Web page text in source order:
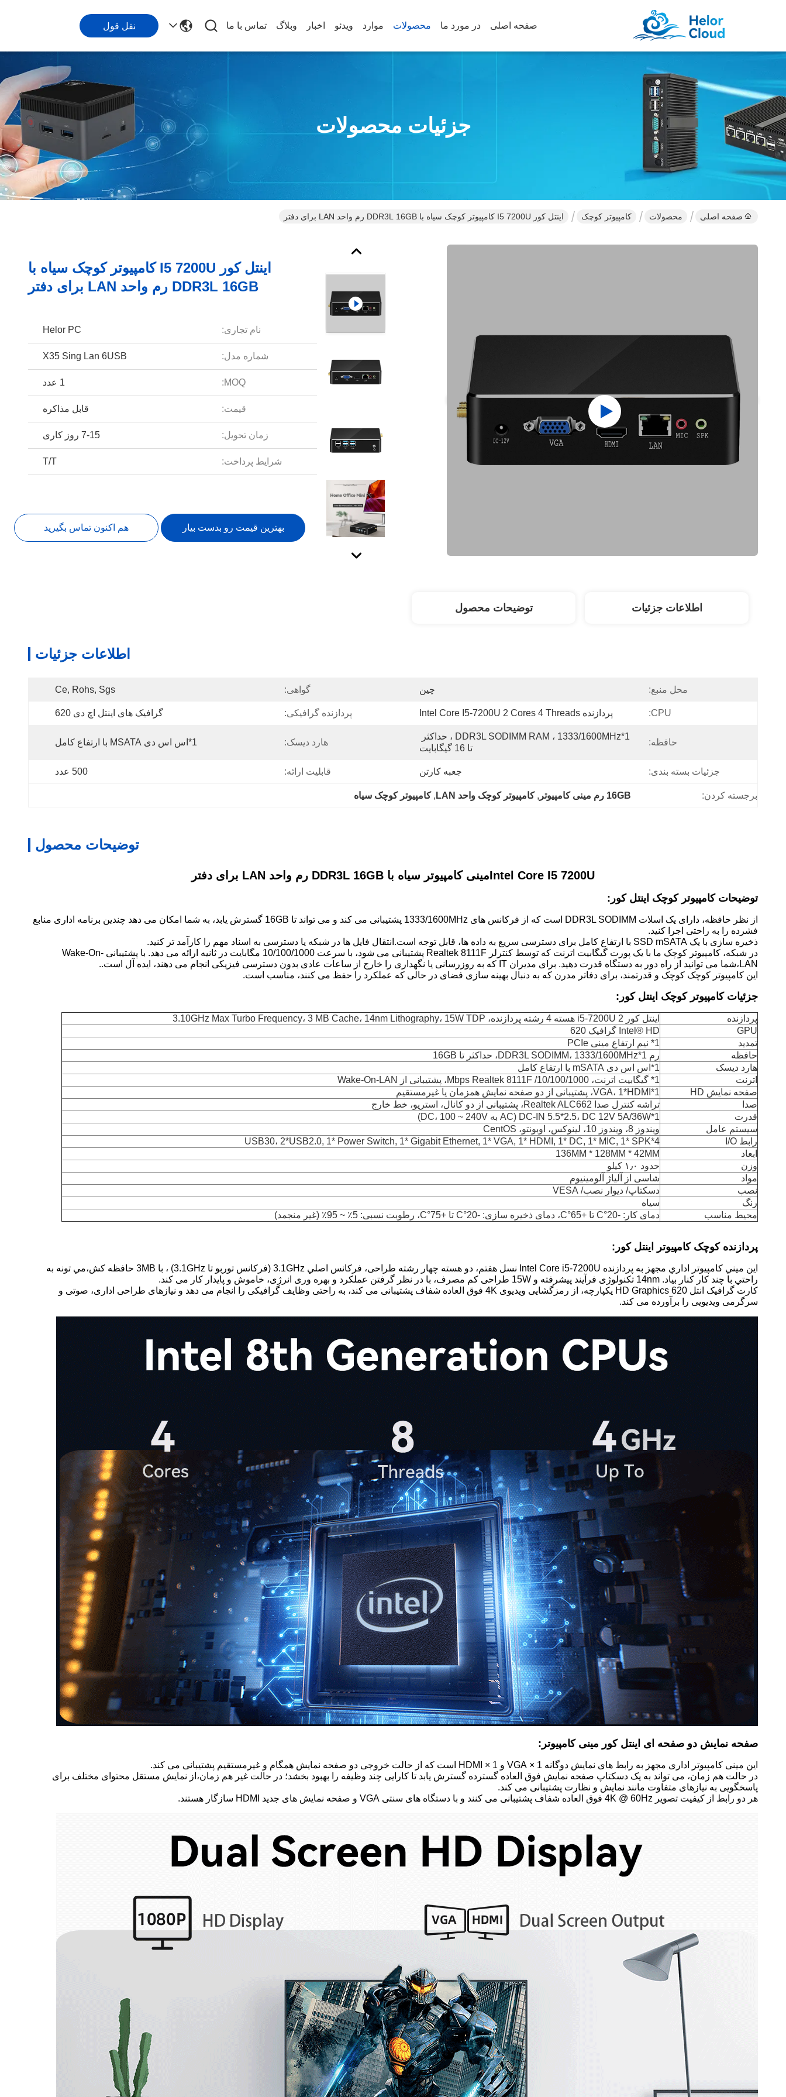
صفحه اصلی در مورد ما محصولات موارد ویدئو اخبار وبلاگ تماس با ما نقل قول
جزئیات محصولات
صفحه اصلی محصولات کامپیوتر کوچک اینتل کور I5 7200U کامپیوتر کوچک سیاه با DDR3L 16GB رم واحد LAN برای دفتر
اینتل کور I5 7200U کامپیوتر کوچک سیاه با
DDR3L 16GB رم واحد LAN برای دفتر
نام تجاری: Helor PC
شماره مدل: X35 Sing Lan 6USB
MOQ: 1 عدد
قیمت: قابل مذاکره
زمان تحویل: 7-15 روز کاری
شرایط پرداخت: T/T
بهترین قیمت رو بدست بیار هم اکنون تماس بگیرید
اطلاعات جزئیات توضیحات محصول
اطلاعات جزئیات
محل منبع: چین گواهی: Ce, Rohs, Sgs
CPU: پردازنده Intel Core I5-7200U 2 Cores 4 Threads پردازنده گرافیکی: گرافیک های اینتل اچ دی 620
حافظه:
تا 16 گیگابایت
هارد دیسک: 1*اس اس دی MSATA با ارتفاع کامل
جزئیات بسته بندی: جعبه کارتن قابلیت ارائه: 500 عدد
برجسته کردن: 16GB رم مینی کامپیوتر , کامپیوتر کوچک واحد LAN , کامپیوتر کوچک سیاه
توضیحات محصول
Intel Core I5 7200Uمینی کامپیوتر سیاه با DDR3L 16GB رم واحد LAN برای دفتر
توضیحات کامپیوتر کوچک اینتل کور:
از نظر حافظه، دارای یک اسلات DDR3L SODIMM است که از فرکانس های 1333/1600MHz پشتیبانی می کند و می تواند تا 16GB گسترش یابد، به شما امکان می دهد چندین برنامه اداری منابع
فشرده را به راحتی اجرا کنید.
ذخیره سازی با یک SSD mSATA با ارتفاع کامل برای دسترسی سریع به داده ها، قابل توجه است.انتقال فایل ها در شبکه یا دسترسی به اسناد مهم را کارآمد تر کنید.
در شبکه، کامپیوتر کوچک ما با یک پورت گیگابیت اترنت که توسط کنترلر Realtek 8111F پشتیبانی می شود، با سرعت 10/100/1000 مگابایت در ثانیه ارائه می دهد. با پشتیبانی Wake-On-
LAN،شما می توانید از راه دور به دستگاه قدرت دهید. برای مدیران IT که به روزرسانی یا نگهداری را خارج از ساعات عادی بدون دسترسی فیزیکی انجام می دهند، ایده آل است..
این کامپیوتر کوچک کوچک و قدرتمند، برای دفاتر مدرن که به دنبال بهینه سازی فضای در حالی که عملکرد را حفظ می کنند، مناسب است.
جزئیات کامپیوتر کوچک اینتل کور:
پردازنده
اینتل کور i5-7200U 2 هسته 4 رشته پردازنده، 3.10GHz Max Turbo Frequency، 3 MB Cache، 14nm Lithography، 15W TDP
GPU
Intel® HD گرافیک 620
تمدید
1* نیم ارتفاع مینی PCIe
حافظه
رم 1*DDR3L SODIMM، 1333/1600MHz، حداکثر تا 16GB
هارد دیسک
1*اس اس دی mSATA با ارتفاع کامل
اترنت
1* گیگابیت اترنت، 10/100/1000/ Mbps Realtek 8111F، پشتیبانی از Wake-On-LAN
صفحه نمایش HD
1*VGA، 1*HDMI، پشتیبانی از دو صفحه نمایش همزمان یا غیرمستقیم
صدا
تراشه کنترل صدا Realtek ALC662، پشتیبانی از دو کانال، استریو، خط خارج
قدرت
1*DC-IN 5.5*2.5، DC 12V 5A/36W (AC به DC، 100 ~ 240V)
سیستم عامل
ویندوز 8، ویندوز 10، لینوکس، اوبونتو، CentOS
رابط I/O
4*USB30، 2*USB2.0, 1* Power Switch, 1* Gigabit Ethernet, 1* VGA, 1* HDMI, 1* DC, 1* MIC, 1* SPK
ابعاد
136MM * 128MM * 42MM
وزن
حدود ۱٫۰ کیلو
مواد
شاسی از آلیاژ آلومینیوم
نصب
دسکتاپ/ دیوار نصب/ VESA
رنگ
سیاه
محیط مناسب
دمای کار: -20°C تا +65°C، دمای ذخیره سازی: -20°C تا +75°C، رطوبت نسبی: 5٪ ~ 95٪ (غیر منجمد)
پردازنده کوچک کامپیوتر اینتل کور:
اين ميني کامپيوتر اداري مجهز به پردازنده Intel Core i5-7200U نسل هفتم، دو هسته چهار رشته طراحی، فرکانس اصلي 3.1GHz (فرکانس توربو تا 3.1GHz) ، با 3MB حافظه کش،مي تونه به
راحتي با چند کار کنار بياد. 14nm تکنولوژی فرآیند پیشرفته و 15W طراحی کم مصرف، با در نظر گرفتن عملکرد و بهره وری انرژی، خاموش و پایدار کار می کند.
کارت گرافیک انتل HD Graphics 620 یکپارچه، از رمزگشایی ویدیوی 4K فوق العاده شفاف پشتیبانی می کند، به راحتی وظایف گرافیکی را انجام می دهد و نیازهای طراحی اداری، صوتی و
سرگرمی ویدیویی را برآورده می کند.
صفحه نمایش دو صفحه ای اینتل کور مینی کامپیوتر:
این مینی کامپیوتر اداری مجهز به رابط های نمایش دوگانه 1 × VGA و 1 × HDMI است که از حالت خروجی دو صفحه نمایش همگام و غیرمستقیم پشتیبانی می کند.
در حالت هم زمان، می تواند به یک دسکتاپ صفحه نمایش فوق العاده گسترده گسترش یابد تا کارایی چند وظیفه را بهبود بخشد؛ در حالت غیر هم زمان،از نمایش مستقل محتوای مختلف برای
پاسخگویی به نیازهای متفاوت مانند نمایش و نظارت پشتیبانی می کند.
هر دو رابط از کیفیت تصویر 4K @ 60Hz فوق العاده شفاف پشتیبانی می کنند و با دستگاه های سنتی VGA و صفحه نمایش های جدید HDMI سازگار هستند.